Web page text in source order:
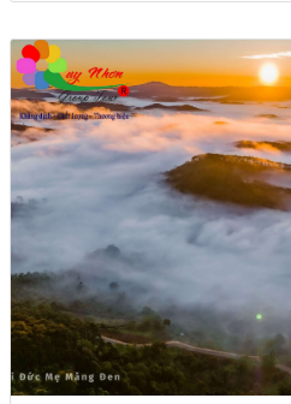
chèo SUP tại Quy Nhơn